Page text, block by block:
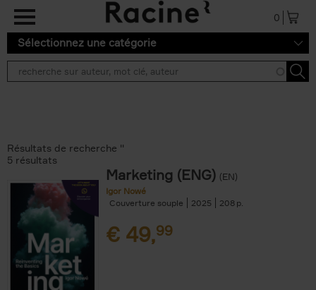
Aller au contenu principal
0
Sélectionnez une catégorie
Résultats de recherche ''
5 résultats
Marketing (ENG) (EN)
Igor Nowé
Couverture souple
2025 208
€ 49,99